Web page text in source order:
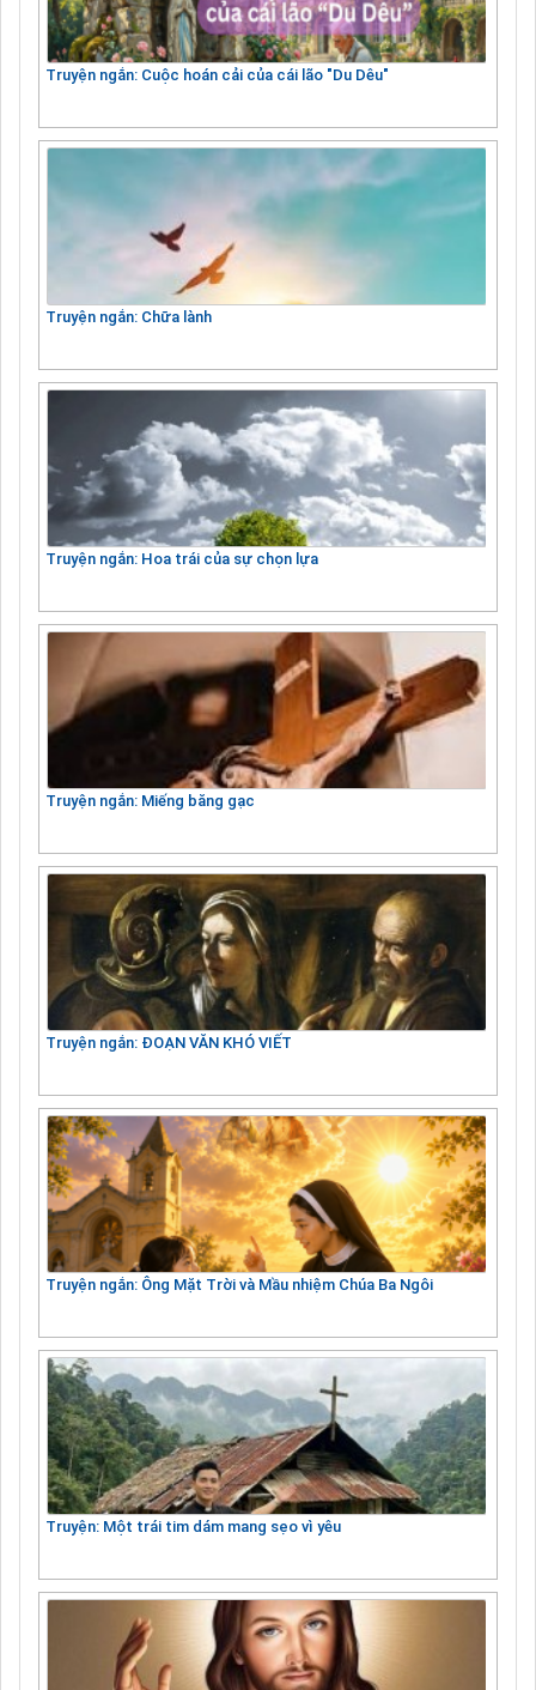
Truyện ngắn: Cuộc hoán cải của cái lão "Du Dêu"
Truyện ngắn: Chữa lành
Truyện ngắn: Hoa trái của sự chọn lựa
Truyện ngắn: Miếng băng gạc
Truyện ngắn: ĐOẠN VĂN KHÓ VIẾT
Truyện ngắn: Ông Mặt Trời và Mầu nhiệm Chúa Ba Ngôi
Truyện: Một trái tim dám mang sẹo vì yêu